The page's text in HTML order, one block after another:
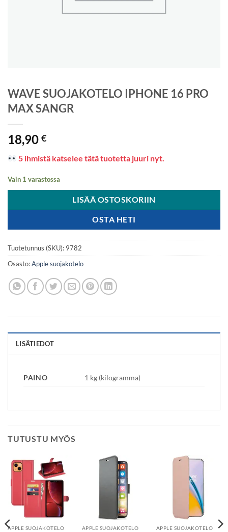
WAVE SUOJAKOTELO IPHONE 16 PRO
MAX SANGR
18,90 €
5 ihmistä katselee tätä tuotetta juuri nyt.
Vain 1 varastossa
LISÄÄ OSTOSKORIIN
OSTA HETI
Tuotetunnus (SKU): 9782
Osasto:Apple suojakotelo
LISÄTIEDOT
PAINO 1 kg (kilogramma)
TUTUSTU MYÖS
APPLE SUOJAKOTELO APPLE SUOJAKOTELO APPLE SUOJAKOTELO